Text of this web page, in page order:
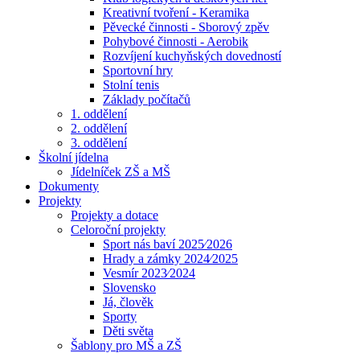
Kreativní tvoření - Keramika
Pěvecké činnosti - Sborový zpěv
Pohybové činnosti - Aerobik
Rozvíjení kuchyňských dovedností
Sportovní hry
Stolní tenis
Základy počítačů
1. oddělení
2. oddělení
3. oddělení
Školní jídelna
Jídelníček ZŠ a MŠ
Dokumenty
Projekty
Projekty a dotace
Celoroční projekty
Sport nás baví 2025⁄2026
Hrady a zámky 2024⁄2025
Vesmír 2023⁄2024
Slovensko
Já, člověk
Sporty
Děti světa
Šablony pro MŠ a ZŠ